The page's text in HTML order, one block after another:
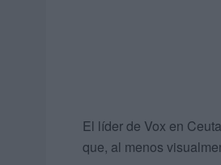
El líder de Vox en
que, al menos